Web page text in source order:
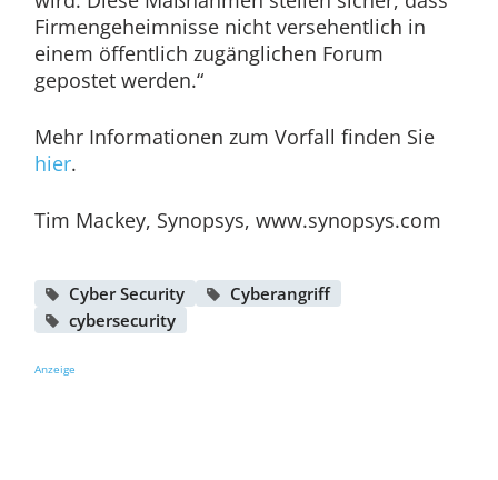
Firmengeheimnisse nicht versehentlich in
einem öffentlich zugänglichen Forum
gepostet werden.“
Mehr Informationen zum Vorfall finden Sie
hier.
Tim Mackey, Synopsys, www.synopsys.com
Cyber Security
Cyberangriff
cybersecurity
Anzeige